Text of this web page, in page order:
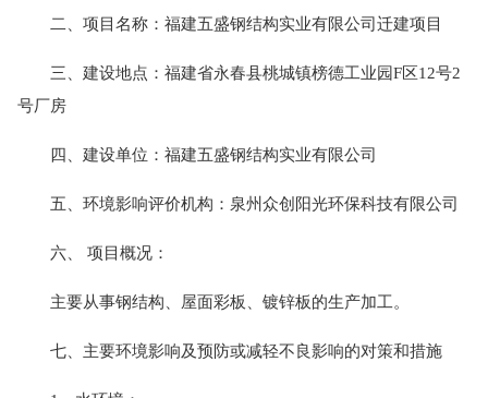
二、项目名称：福建五盛钢结构实业有限公司迁建项目
三、建设地点：福建省永春县桃城镇榜德工业园F区12号2
号厂房
四、建设单位：福建五盛钢结构实业有限公司
五、环境影响评价机构：泉州众创阳光环保科技有限公司
六、 项目概况：
主要从事钢结构、屋面彩板、镀锌板的生产加工。
七、主要环境影响及预防或减轻不良影响的对策和措施